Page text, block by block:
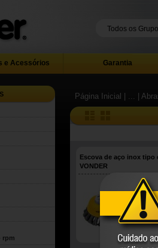
e Acessórios Garantia
rpm
Página Inicial | ... |
Escova de aço inox tipo
VONDER
VONDER